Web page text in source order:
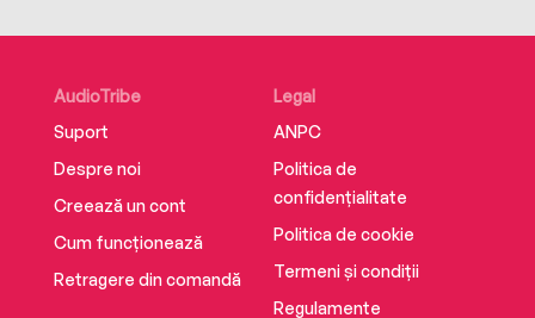
AudioTribe
Suport
Despre noi
Creează un cont
Cum funcționează
Retragere din comandă
Legal
ANPC
Politica de
confidențialitate
Politica de cookie
Termeni și condiții
Regulamente